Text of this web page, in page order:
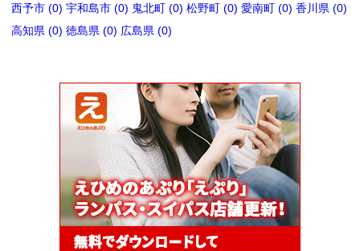
西予市 (0) 宇和島市 (0) 鬼北町 (0) 松野町 (0) 愛南町 (0) 香川県 (0)
高知県 (0) 徳島県 (0) 広島県 (0)